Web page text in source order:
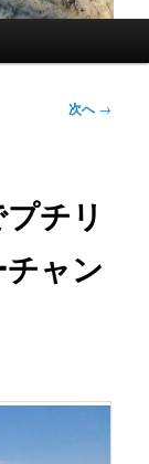
次へ→
チリ
ャン